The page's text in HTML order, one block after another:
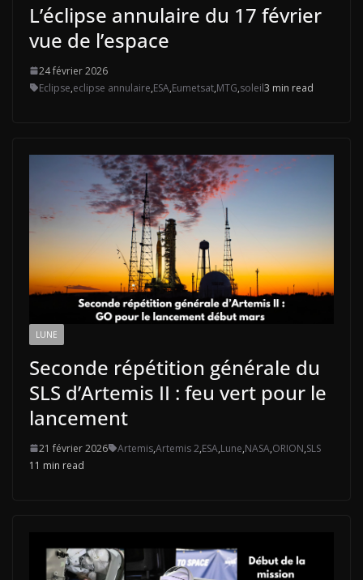
L’éclipse annulaire du 17 février
vue de l’espace
24 février 2026
Eclipse,eclipse annulaire,ESA,Eumetsat,MTG,soleil3 min read
LUNE
Seconde répétition générale du
SLS d’Artemis II : feu vert pour le
lancement
21 février 2026 Artemis,Artemis 2,ESA,Lune,NASA,ORION,SLS
11 min read